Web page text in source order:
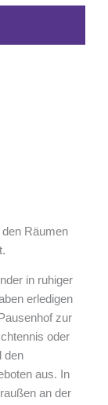
den Räumen
in ruhiger
erledigen
zur
oder
den
aus. In
an der